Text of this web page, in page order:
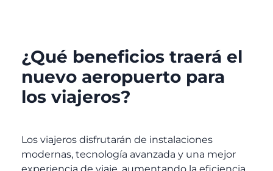
¿Qué beneficios traerá el
nuevo aeropuerto para
los viajeros?
Los viajeros disfrutarán de instalaciones
modernas, tecnología avanzada y una mejor